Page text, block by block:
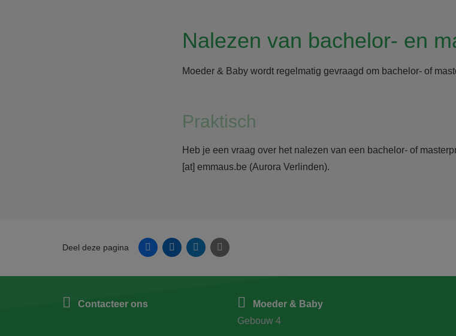
Nalezen van bachelor- en
Moeder & Baby wordt regelmatig gevraagd om bachelor- of
Praktisch
Heb je een vraag over het nalezen van een bachelor- of
[at] emmaus.be (Aurora Verlinden).
Deel deze pagina FacebookLinkedinTwitter E-mail
Contacteer ons
Moeder & Baby
Gebouw 4